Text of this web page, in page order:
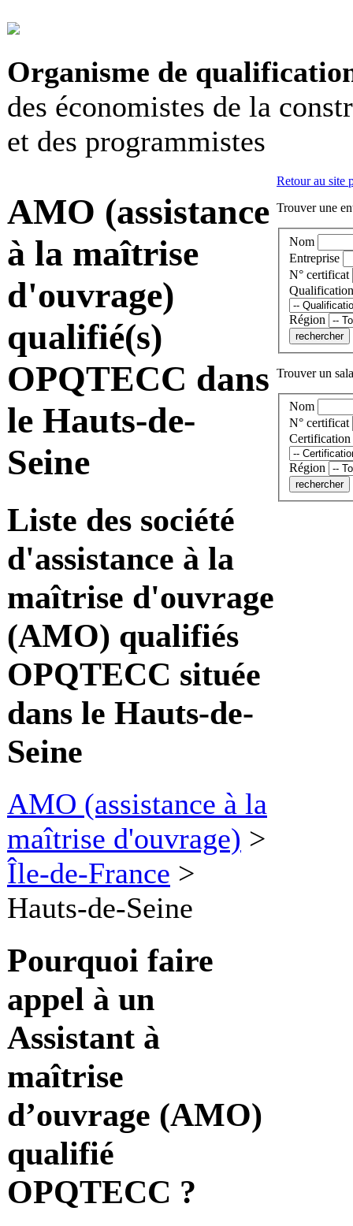
Organisme de
des économistes de la
et des programmistes
AMO (assistance
à la maîtrise
d'ouvrage)
qualifié(s)
OPQTECC dans
le Hauts-de-
Seine
Liste des société
d'assistance à la
maîtrise d'ouvrage
(AMO) qualifiés
OPQTECC située
dans le Hauts-de-
Seine
AMO (assistance à la
maîtrise d'ouvrage) >
Île-de-France >
Hauts-de-Seine
Pourquoi faire
appel à un
Assistant à
maîtrise
d’ouvrage (AMO)
qualifié
OPQTECC ?
Retour au site
Trouver une
Nom
Entreprise
N° certificat
Qualification
Région
Trouver un
Nom
N° certificat
Certification
Région